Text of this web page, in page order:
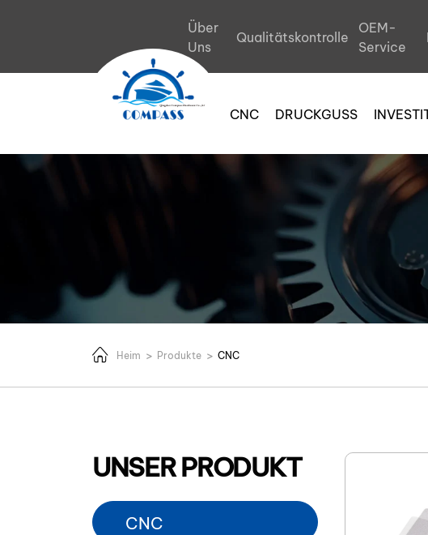
Über
Uns
Qualitätskontrolle
OEM-
Service
CNC DRUCKGUSS
Kundenspezifisches
Aluminiumlegierungsteil
Heim Produkte CNC
UNSER PRODUKT
CNC